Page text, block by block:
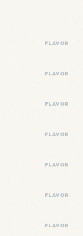
FLAVOR
FLAVOR
FLAVOR
FLAVOR
FLAVOR
FLAVOR
FLAVOR